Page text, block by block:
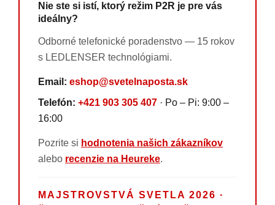
Nie ste si istí, ktorý režim P2R je pre vás
ideálny?
Odborné telefonické poradenstvo — 15 rokov
s LEDLENSER technológiami.
Email: eshop@svetelnaposta.sk
Telefón: +421 903 305 407 · Po – Pi: 9:00 –
16:00
Pozrite si hodnotenia našich zákazníkov
alebo recenzie na Heureke.
MAJSTROVSTVÁ SVETLA 2026 ·